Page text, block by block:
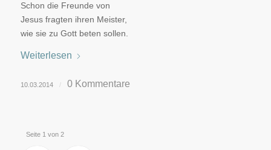
Schon die Freunde von
Jesus fragten ihren Meister,
wie sie zu Gott beten sollen.
Weiterlesen
10.03.2014 / 0 Kommentare
Seite 1 von 2